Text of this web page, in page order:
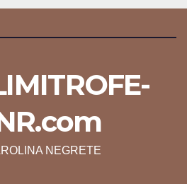
NEGRETE